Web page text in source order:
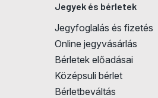
Jegyek és bérletek
Jegyfoglalás és fizetés
Online jegyvásárlás
Bérletek előadásai
Középsuli bérlet
Bérletbeváltás